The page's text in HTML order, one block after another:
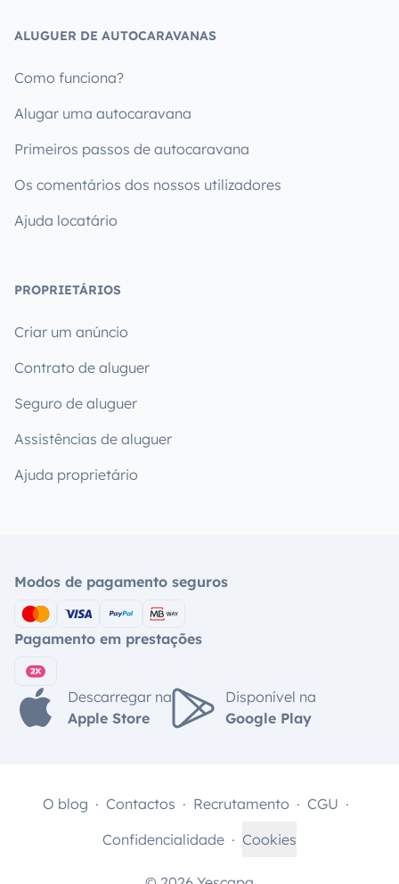
ALUGUER DE AUTOCARAVANAS
Como funciona?
Alugar uma autocaravana
Primeiros passos de autocaravana
Os comentários dos nossos utilizadores
Ajuda locatário
PROPRIETÁRIOS
Criar um anúncio
Contrato de aluguer
Seguro de aluguer
Assistências de aluguer
Ajuda proprietário
Modos de pagamento seguros
Pagamento em prestações
Descarregar na
Apple Store
Disponível na
Google Play
O blog Contactos Recrutamento
CGU
Confidencialidade
Cookies